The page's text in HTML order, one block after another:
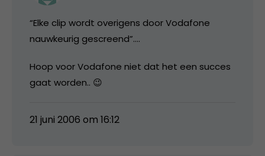
“Elke clip wordt overigens door Vodafone
nauwkeurig gescreend”….
Hoop voor Vodafone niet dat het een succes
gaat worden.. 😉
21 juni 2006 om 16:12